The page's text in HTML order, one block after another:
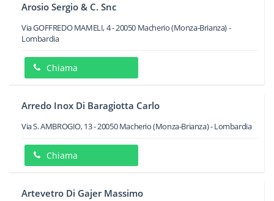
Arosio Sergio & C. Snc
Via GOFFREDO MAMELI, 4-20050 Macherio(Monza-Brianza) -
Lombardia
Chiama
Arredo Inox Di Baragiotta Carlo
Via S. AMBROGIO, 13-20050 Macherio(Monza-Brianza) -Lombardia
Chiama
Artevetro Di Gajer Massimo